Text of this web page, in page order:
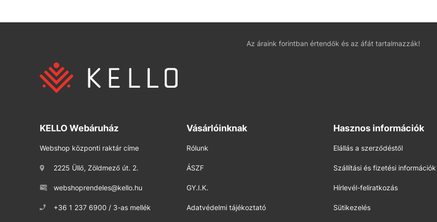
Az áraink forintban értendők és az áfát tartalmazzák!
KELLO Webáruház
Webshop központi raktár címe
2225 Üllő, Zöldmező út. 2.
webshoprendeles@kello.hu
+36 1 237 6900 / 3-as mellék
Vásárlóinknak
Rólunk
ÁSZF
GY.I.K.
Adatvédelmi tájékoztató
Hasznos információk
Elállás a szerződéstől
Szállítási és fizetési információk
Hírlevél-feliratkozás
Sütikezelés